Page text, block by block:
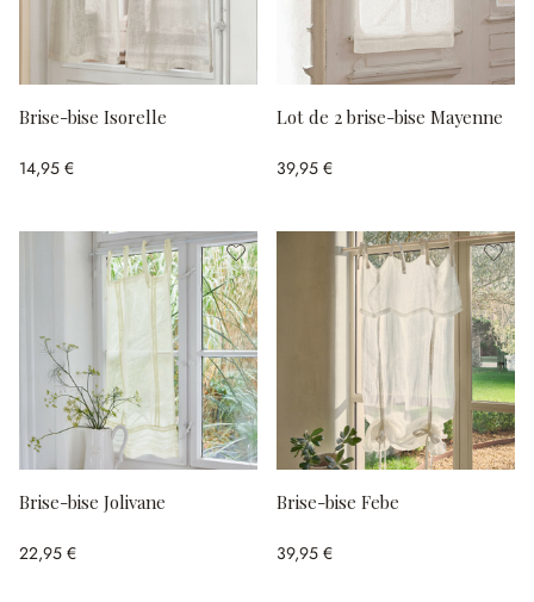
Brise-bise Isorelle
14,95 €
Lot de 2 brise-bise Mayenne
39,95 €
Brise-bise Jolivane
22,95 €
Brise-bise Febe
39,95 €